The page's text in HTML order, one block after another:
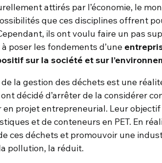
attirés par l’économie, le
que ces disciplines offrent
ils ont voulu faire un pas
poser les fondements d’une
sur la société et sur
la gestion des déchets est une
décidé d’arrêter de la considérer
projet entrepreneurial. Leur
et de conteneurs en PET. En
ces déchets et promouvoir une
pollution, la réduit.